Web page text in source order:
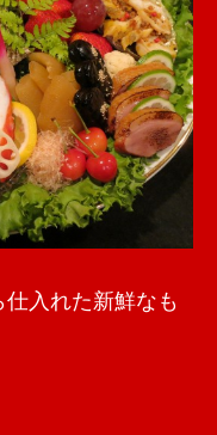
入れた新鮮なも